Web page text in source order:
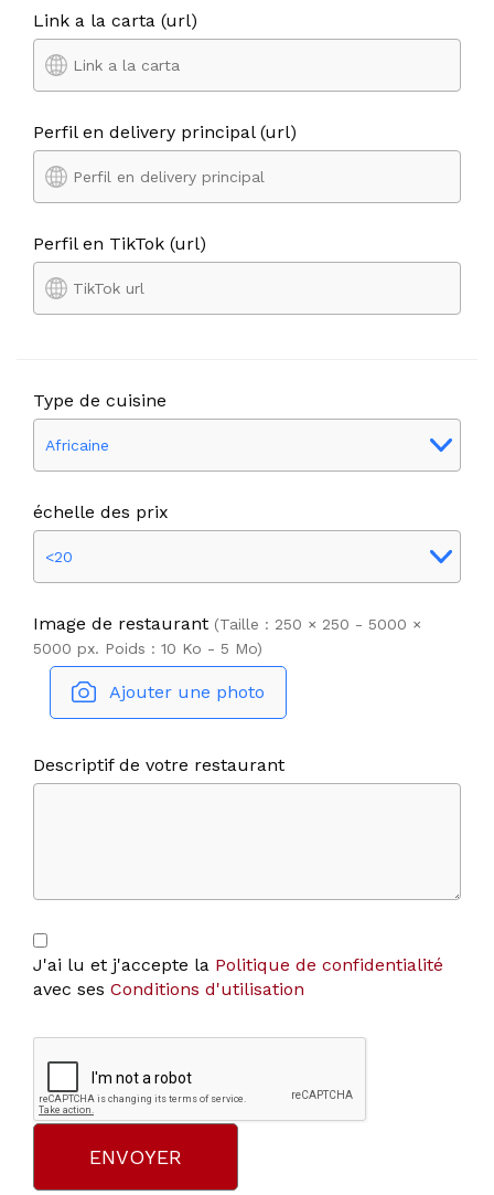
Link a la carta (url)
Perfil en delivery principal (url)
Perfil en TikTok (url)
Type de cuisine
échelle des prix
Image de restaurant (Taille : 250 × 250 - 5000 ×
5000 px. Poids : 10 Ko - 5 Mo)
Ajouter une photo
Descriptif de votre restaurant
J'ai lu et j'accepte la Politique de confidentialité
avec ses Conditions d'utilisation